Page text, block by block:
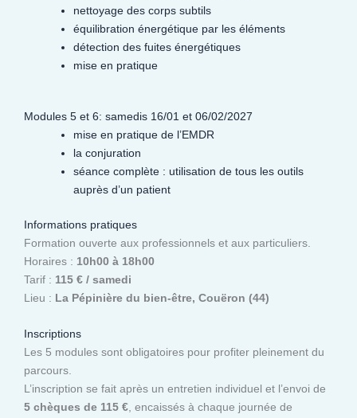
nettoyage des corps subtils
équilibration énergétique par les éléments
détection des fuites énergétiques
mise en pratique
Modules 5 et 6: samedis 16/01 et 06/02/2027
mise en pratique de l’EMDR
la conjuration
séance complète : utilisation de tous les outils
auprès d’un patient
Informations pratiques
Formation ouverte aux professionnels et aux particuliers.
Horaires : 10h00 à 18h00
Tarif : 115 € / samedi
Lieu : La Pépinière du bien-être, Couëron (44)
Inscriptions
Les 5 modules sont obligatoires pour profiter pleinement du
parcours.
L’inscription se fait après un entretien individuel et l’envoi de
5 chèques de 115 €, encaissés à chaque journée de